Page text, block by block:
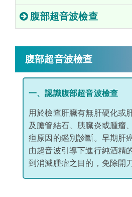
腹部超音波檢查
腹部超音波檢查
一、認識腹部超音波檢查
用於檢查肝臟有無肝硬化或
及膽管結石、胰臟炎或腫瘤
疸原因的鑑別診斷。早期肝
由超音波引導下進行純酒精
到消滅腫瘤之目的，免除開